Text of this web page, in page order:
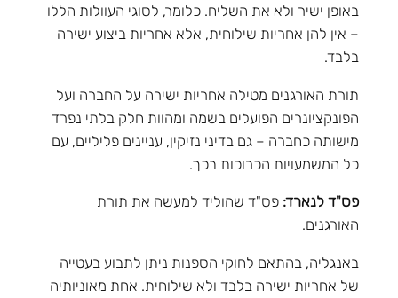
באופן ישיר ולא את השליח. כלומר, לסוגי העוולות הללו
– אין להן אחריות שילוחית, אלא אחריות ביצוע ישירה
בלבד.
תורת האורגנים מטילה אחריות ישירה על החברה ועל
הפונקציונרים הפועלים בשמה ומהוות חלק בלתי נפרד
מישותה כחברה – גם בדיני נזיקין, עניינים פליליים, עם
כל המשמעויות הכרוכות בכך.
פס"ד לנארד: פס"ד שהוליד למעשה את תורת
האורגנים.
באנגליה, בהתאם לחוקי הספנות ניתן לתבוע בעטייה
של אחריות ישירה בלבד ולא שילוחית. אחת מאוניותיה